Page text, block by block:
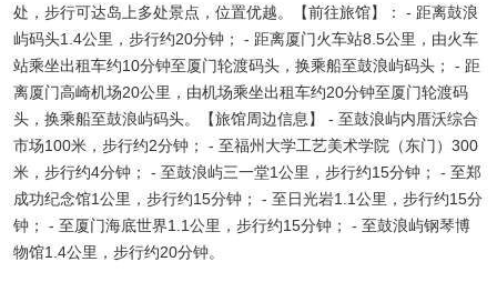
处，步行可达岛上多处景点，位置优越。【前往旅馆】： - 距离鼓浪
屿码头1.4公里，步行约20分钟； - 距离厦门火车站8.5公里，由火车
站乘坐出租车约10分钟至厦门轮渡码头，换乘船至鼓浪屿码头； - 距
离厦门高崎机场20公里，由机场乘坐出租车约20分钟至厦门轮渡码
头，换乘船至鼓浪屿码头。【旅馆周边信息】 - 至鼓浪屿内厝沃综合
市场100米，步行约2分钟； - 至福州大学工艺美术学院（东门）300
米，步行约4分钟； - 至鼓浪屿三一堂1公里，步行约15分钟； - 至郑
成功纪念馆1公里，步行约15分钟； - 至日光岩1.1公里，步行约15分
钟； - 至厦门海底世界1.1公里，步行约15分钟； - 至鼓浪屿钢琴博
物馆1.4公里，步行约20分钟。